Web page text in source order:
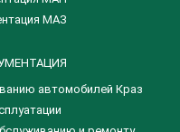
МАЗ
автомобилей Краз